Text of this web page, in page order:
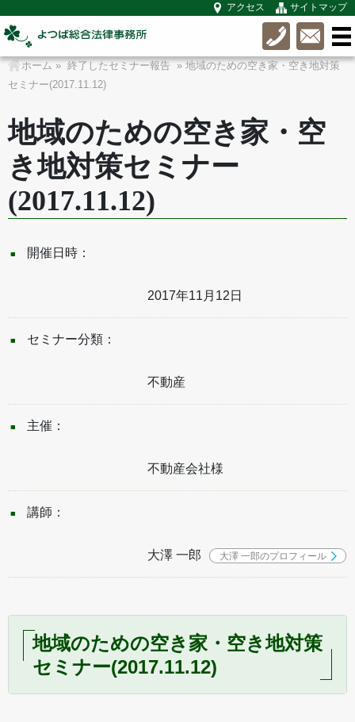
アクセス サイトマップ
ホーム » 終了したセミナー報告
» 地域のための空き家・空き地対策
セミナー(2017.11.12)
地域のための空き家・空
き地対策セミナー
(2017.11.12)
開催日時：
2017年11月12日
セミナー分類：
不動産
主催：
不動産会社様
講師：
大澤 一郎 大澤 一郎のプロフィール
地域のための空き家・空き地対策
セミナー(2017.11.12)